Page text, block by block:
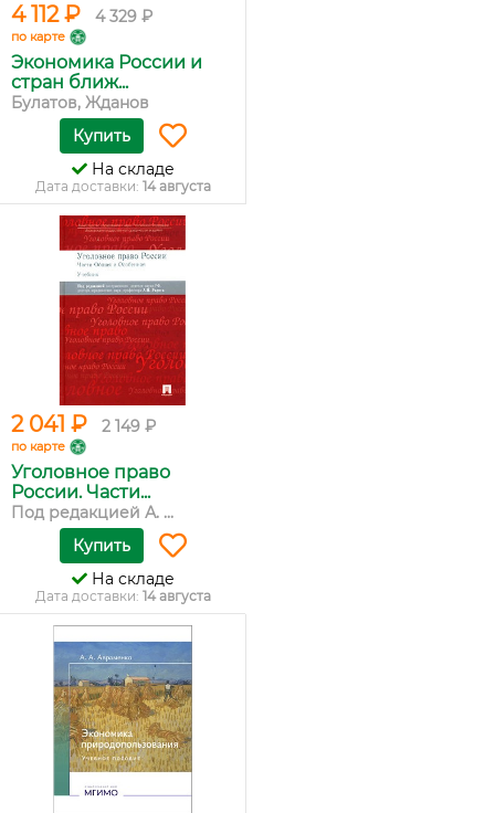
4 112 ₽ 4 329 ₽
по карте
Экономика России и
стран ближ...
Булатов, Жданов
Купить
На складе
Дата доставки: 14 августа
2 041 ₽ 2 149 ₽
по карте
Уголовное право
России. Части...
Под редакцией А. ...
Купить
На складе
Дата доставки: 14 августа